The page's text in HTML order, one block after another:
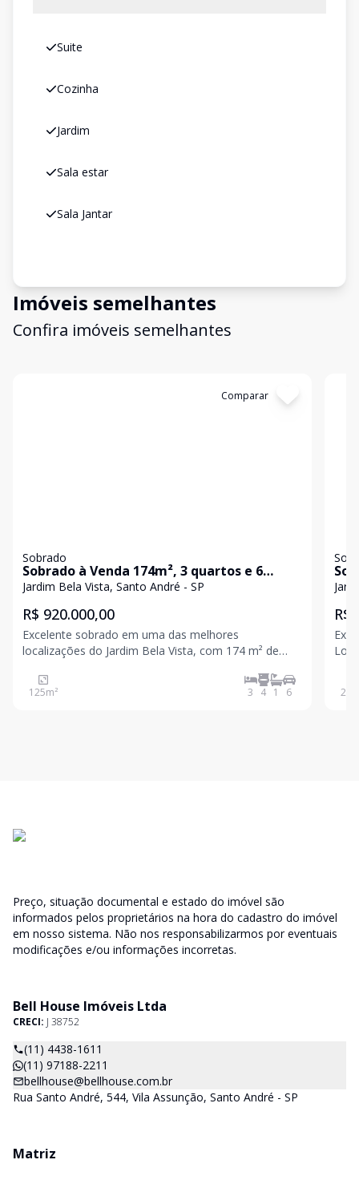
Suite
Cozinha
Jardim
Sala estar
Sala Jantar
Imóveis semelhantes
Confira imóveis semelhantes
Comparar
Sobrado
Sobrado à Venda 174m², 3 quartos e 6
vagas - Jardim Bela Vista, Santo André, SP
Jardim Bela Vista, Santo André - SP
R$ 920.000,00
Excelente sobrado em uma das melhores
localizações do Jardim Bela Vista, com 174 m² de
distribuídos e com ótima iluminação natural. O
imóvel conta com sala de estar espaçosa com piso
125m² 3 4 1 6
R$
230
Preço, situação documental e estado do imóvel são
informados pelos proprietários na hora do cadastro do imóvel
em nosso sistema. Não nos responsabilizarmos por eventuais
modificações e/ou informações incorretas.
Bell House Imóveis Ltda
CRECI: J 38752
(11) 4438-1611
(11) 97188-2211
bellhouse@bellhouse.com.br
Rua Santo André, 544, Vila Assunção, Santo André - SP
Matriz